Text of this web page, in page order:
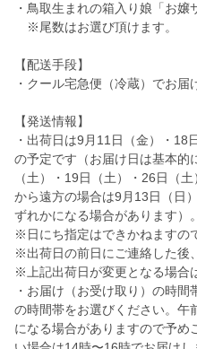
・鳥取生まれの箱入り娘「お嬢
※尾数はお選び頂けます。
【配送手段】
・クール宅急便（冷蔵）でお届
【発送情報】
・出荷日は9月11日（金）・18
の予定です（お届け日は基本的
（土）・19日（土）・26日（
から遠方の場合は9月13日（日
ずれかになる場合があります）。
※日にち指定はできかねますの
※出荷日の前日にご連絡した後
※上記出荷日が変更となる場合
・お届け（お受け取り）の時
の時間帯をお選びください。午
になる場合がありますので予め